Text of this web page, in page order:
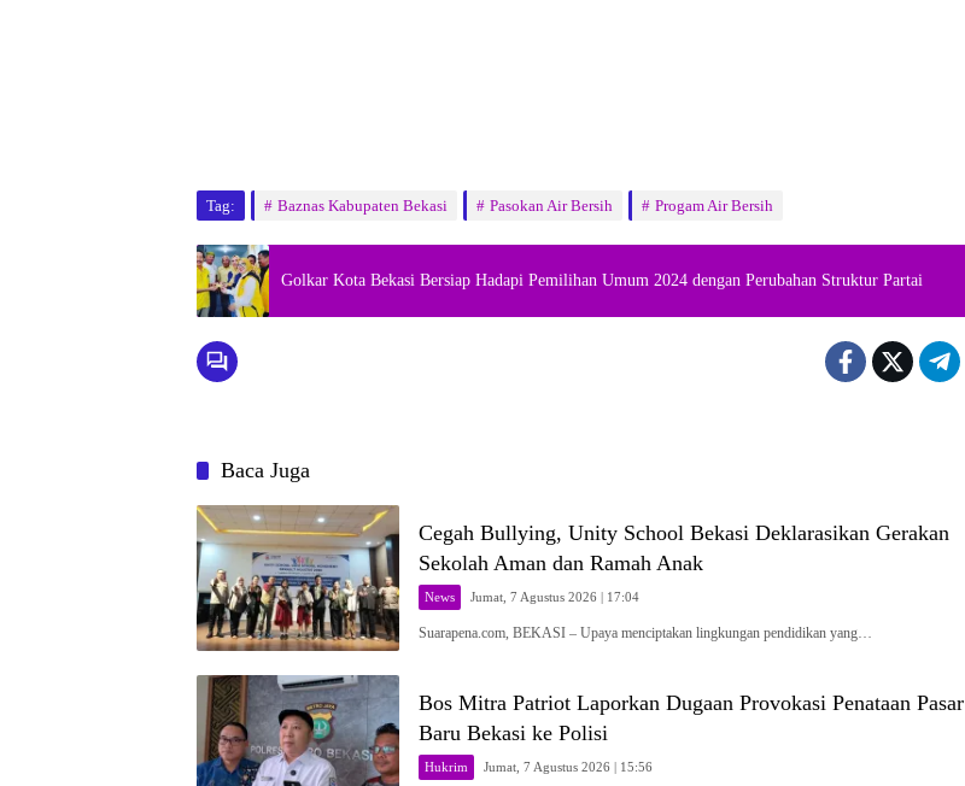
Tag: Baznas Kabupaten Bekasi Pasokan Air Bersih Progam Air Bersih
Golkar Kota Bekasi Bersiap Hadapi Pemilihan Umum 2024 dengan Perubahan Struktur Partai
Baca Juga
Cegah Bullying, Unity School Bekasi Deklarasikan Gerakan
Sekolah Aman dan Ramah Anak
News Jumat, 7 Agustus 2026 | 17:04
Suarapena.com, BEKASI – Upaya menciptakan lingkungan pendidikan yang…
Bos Mitra Patriot Laporkan Dugaan Provokasi Penataan Pasar
Baru Bekasi ke Polisi
Hukrim Jumat, 7 Agustus 2026 | 15:56